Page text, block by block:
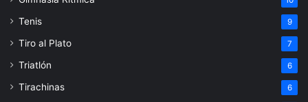
Tenis 9
Tiro al Plato 7
Triatlón 6
Tirachinas 6